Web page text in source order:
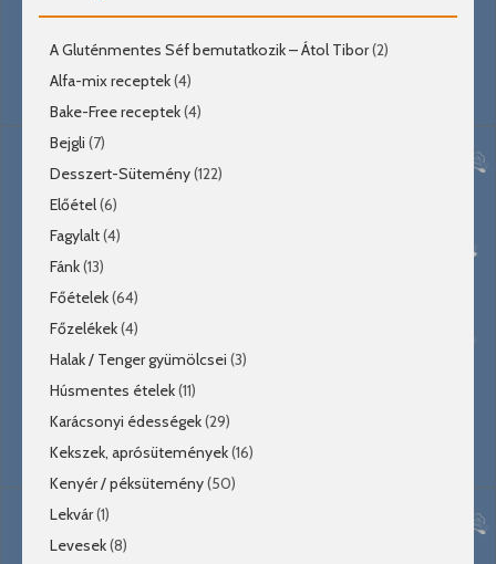
A Gluténmentes Séf bemutatkozik – Átol Tibor(2)
Alfa-mix receptek(4)
Bake-Free receptek(4)
Bejgli (7)
Desszert-Sütemény(122)
Előétel(6)
Fagylalt(4)
Fánk(13)
Főételek(64)
Főzelékek(4)
Halak / Tenger gyümölcsei (3)
Húsmentes ételek(11)
Karácsonyi édességek(29)
Kekszek, aprósütemények(16)
Kenyér / péksütemény(50)
Lekvár(1)
Levesek(8)